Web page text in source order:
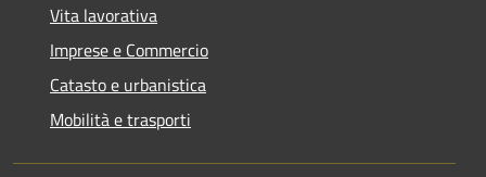
Vita lavorativa
Imprese e Commercio
Catasto e urbanistica
Mobilità e trasporti